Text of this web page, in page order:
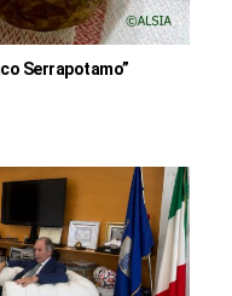
Serrapotamo”